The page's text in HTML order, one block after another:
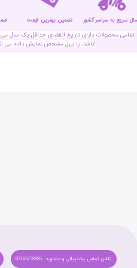
تمامی محصولات دارای تاریخ انقضای حداقل یک سال
باشد، با لیبل مشخص نمایش داده می شود و شامل تخفیف ویژه می گردد!
تضمین بهترین قیمت سریع به سراسر کشور
تلفن تماس پشتیبانی و مشاوره : 02165278985